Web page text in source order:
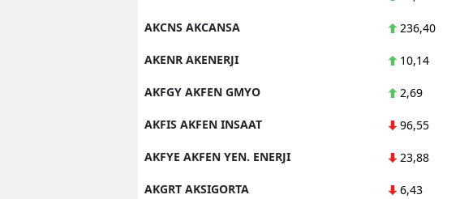
AKCNS AKCANSA 236,40
AKENR AKENERJI 10,14
AKFGY AKFEN GMYO 2,69
AKFIS AKFEN INSAAT 96,55
AKFYE AKFEN YEN. ENERJI 23,88
AKGRT AKSIGORTA 6,43